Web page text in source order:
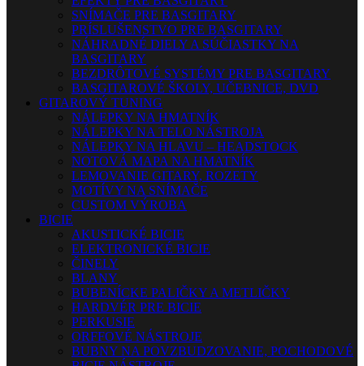
SNÍMAČE PRE BASGITARY
PRÍSLUŠENSTVO PRE BASGITARY
NÁHRADNÉ DIELY A SÚČIASTKY NA
BASGITARY
BEZDRÔTOVÉ SYSTÉMY PRE BASGITARY
BASGITAROVÉ ŠKOLY, UČEBNICE, DVD
GITAROVÝ TUNING
NÁLEPKY NA HMATNÍK
NÁLEPKY NA TELO NÁSTROJA
NÁLEPKY NA HLAVU – HEADSTOCK
NOTOVÁ MAPA NA HMATNÍK
LEMOVANIE GITARY, ROZETY
MOTÍVY NA SNÍMAČE
CUSTOM VÝROBA
BICIE
AKUSTICKÉ BICIE
ELEKTRONICKÉ BICIE
ČINELY
BLANY
BUBENÍCKE PALIČKY A METLIČKY
HARDVÉR PRE BICIE
PERKUSIE
ORFFOVÉ NÁSTROJE
BUBNY NA POVZBUDZOVANIE, POCHODOVÉ